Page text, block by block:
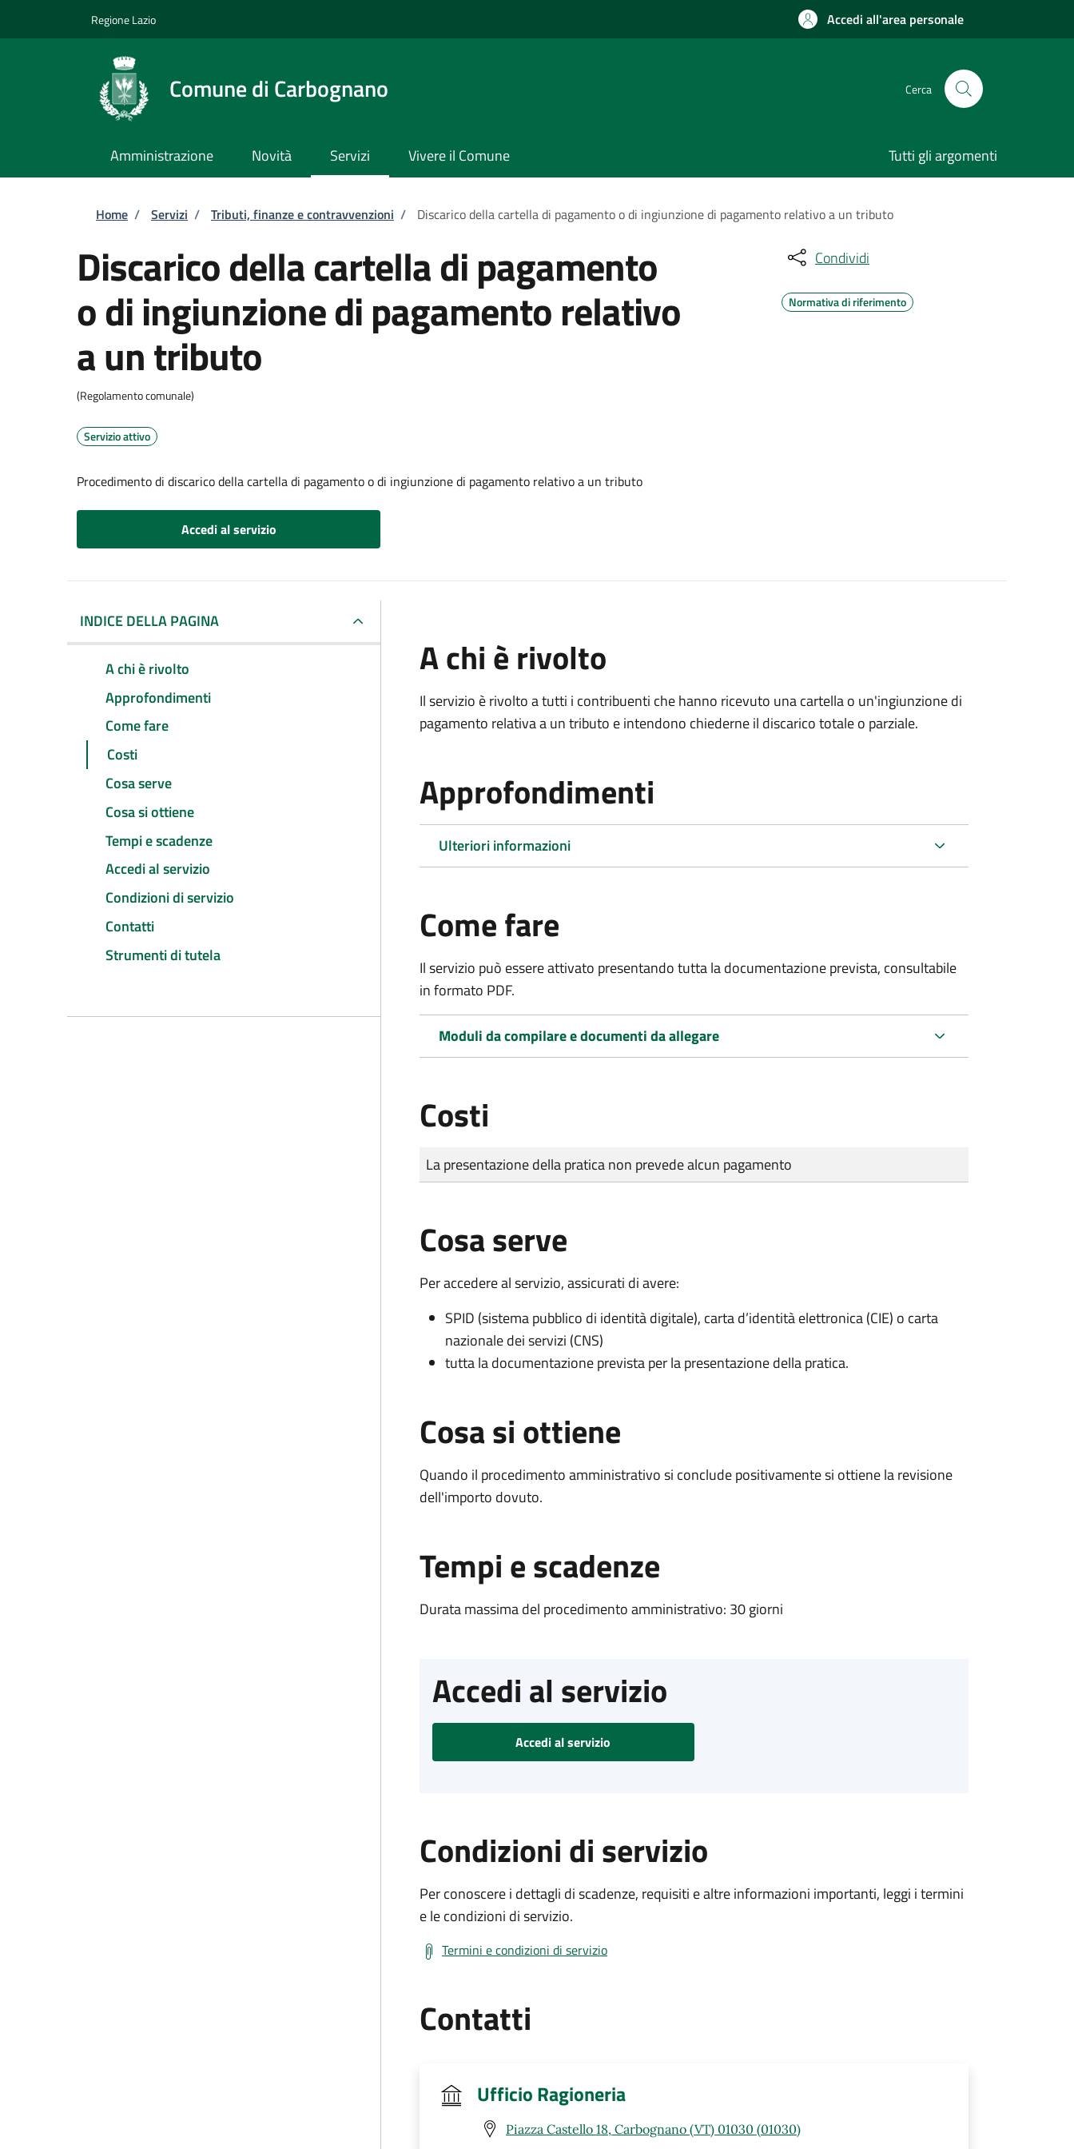
Regione Lazio Accedi all'area personale
Comune di Carbognano Cerca
Amministrazione Novità Servizi Vivere il Comune Tutti gli argomenti
Briciole di pane
Home / Servizi / Tributi, finanze e contravvenzioni / Discarico della cartella di pagamento o di ingiunzione di pagamento relativo a un tributo
Discarico della cartella di pagamento
o di ingiunzione di pagamento relativo
a un tributo
(Regolamento comunale)
Servizio attivo
Procedimento di discarico della cartella di pagamento o di ingiunzione di pagamento relativo a un tributo
Accedi al servizio
Condividi
Normativa di riferimento
INDICE DELLA PAGINA
A chi è rivolto
Approfondimenti
Come fare
Costi
Cosa serve
Cosa si ottiene
Tempi e scadenze
Accedi al servizio
Condizioni di servizio
Contatti
Strumenti di tutela
A chi è rivolto
Il servizio è rivolto a tutti i contribuenti che hanno ricevuto una cartella o un'ingiunzione di
pagamento relativa a un tributo e intendono chiederne il discarico totale o parziale.
Approfondimenti
Ulteriori informazioni
Come fare
Il servizio può essere attivato presentando tutta la documentazione prevista, consultabile
in formato PDF.
Moduli da compilare e documenti da allegare
Costi
Tipo di pagamento
Importo
La presentazione della pratica non prevede alcun pagamento
Cosa serve
Per accedere al servizio, assicurati di avere:
SPID (sistema pubblico di identità digitale), carta d’identità elettronica (CIE) o carta
nazionale dei servizi (CNS)
tutta la documentazione prevista per la presentazione della pratica.
Cosa si ottiene
Quando il procedimento amministrativo si conclude positivamente si ottiene la revisione
dell'importo dovuto.
Tempi e scadenze
Durata massima del procedimento amministrativo: 30 giorni
Accedi al servizio
Accedi al servizio
Condizioni di servizio
Per conoscere i dettagli di scadenze, requisiti e altre informazioni importanti, leggi i termini
e le condizioni di servizio.
Termini e condizioni di servizio
Contatti
Ufficio Ragioneria
Piazza Castello 18, Carbognano (VT) 01030 (01030)